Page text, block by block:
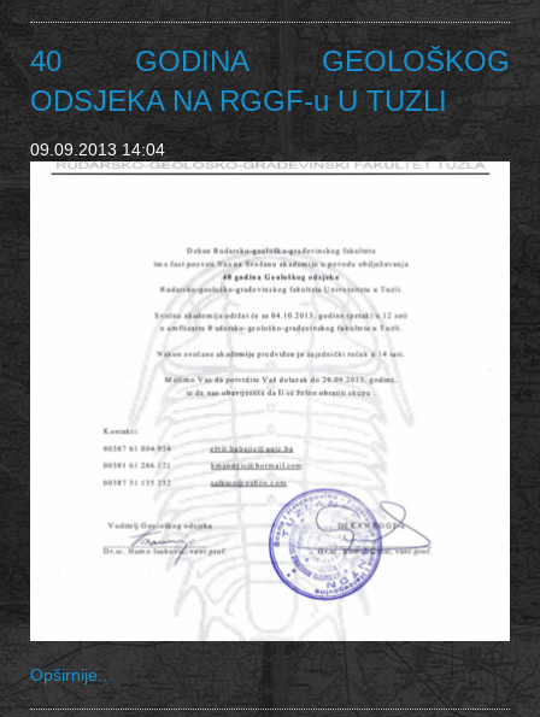
40 GODINA GEOLOŠKOG
ODSJEKA NA RGGF-u U TUZLI
09.09.2013 14:04
Opširnije...